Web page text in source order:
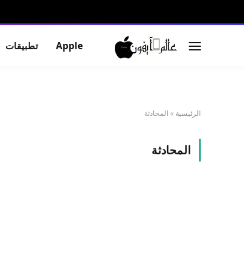
Apple تطبيقات
الرئيسية » المحادثة
المحادثة